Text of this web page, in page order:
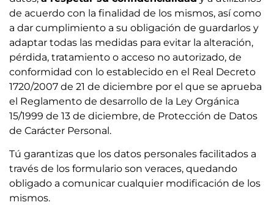
de acuerdo con la finalidad de los mismos, así como
a dar cumplimiento a su obligación de guardarlos y
adaptar todas las medidas para evitar la alteración,
pérdida, tratamiento o acceso no autorizado, de
conformidad con lo establecido en el Real Decreto
1720/2007 de 21 de diciembre por el que se aprueba
el Reglamento de desarrollo de la Ley Orgánica
15/1999 de 13 de diciembre, de Protección de Datos
de Carácter Personal.
Tú garantizas que los datos personales facilitados a
través de los formulario son veraces, quedando
obligado a comunicar cualquier modificación de los
mismos.